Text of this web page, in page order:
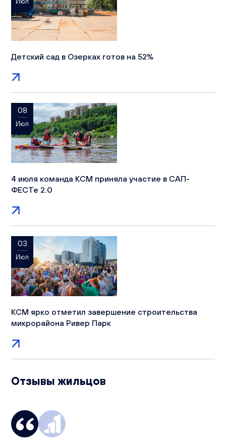
Детский сад в Озерках готов на 52%
08
Июл
4 июля команда КСМ приняла участие в САП-
ФЕСТе 2.0
03
Июл
КСМ ярко отметил завершение строительства
микрорайона Ривер Парк
Отзывы жильцов